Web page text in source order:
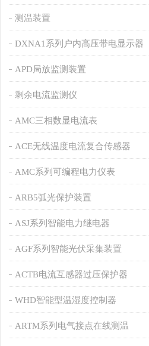
测温装置
DXNA1系列户内高压带电显示器
APD局放监测装置
剩余电流监测仪
AMC三相数显电流表
ACE无线温度电流复合传感器
AMC系列可编程电力仪表
ARB5弧光保护装置
ASJ系列智能电力继电器
AGF系列智能光伏采集装置
ACTB电流互感器过压保护器
WHD智能型温湿度控制器
ARTM系列电气接点在线测温